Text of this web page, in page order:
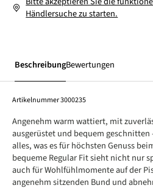
Händlersuche zu starten.
BeschreibungBewertungen
Artikelnummer3000235
Angenehm warm wattiert, mit
ausgerüstet und bequem geschnitten
alles, was es für höchsten Genuss
bequeme Regular Fit sieht nicht nur
auch für Wohlfühlmomente auf der
angenehm sitzenden Bund und